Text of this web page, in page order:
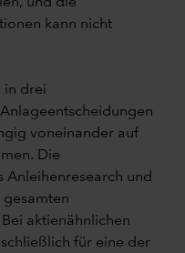
kann nicht
in drei
voneinander auf
Die
Anleihenresearch und
aktienähnlichen
für eine der